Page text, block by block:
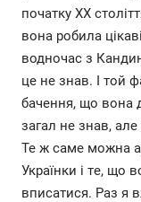
початку ХХ
вона робила
водночас з
це не знав. І той
бачення, що вона
загал не знав,
Те ж саме можна
Українки і те, що
вписатися. Раз я